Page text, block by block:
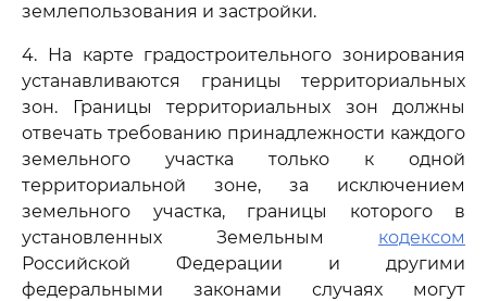
землепользования и застройки.
4. На карте градостроительного зонирования
устанавливаются границы территориальных
зон. Границы территориальных зон должны
отвечать требованию принадлежности каждого
земельного участка только к одной
территориальной зоне, за исключением
земельного участка, границы которого в
установленных Земельным кодексом
Российской Федерации и другими
федеральными законами случаях могут